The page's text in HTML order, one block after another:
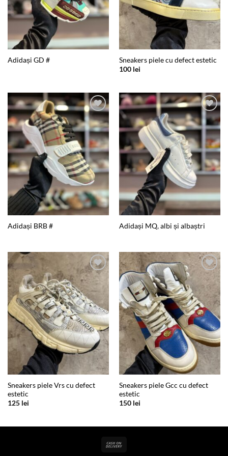
Adidași GD #
Sneakers piele cu defect estetic
100 lei
Add to
wishlist
Adidași BRB #
Add to
wishlist
Adidași MQ, albi și albaștri
Add to
wishlist
Sneakers piele Vrs cu defect
estetic
125 lei
Add to
wishlist
Sneakers piele Gcc cu defect
estetic
150 lei